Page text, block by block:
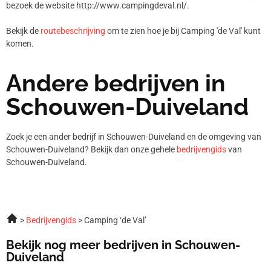
bezoek de website http://www.campingdeval.nl/.
Bekijk de routebeschrijving om te zien hoe je bij Camping 'de Val' kunt
komen.
Andere bedrijven in
Schouwen-Duiveland
Zoek je een ander bedrijf in Schouwen-Duiveland en de omgeving van
Schouwen-Duiveland? Bekijk dan onze gehele bedrijvengidsvan
Schouwen-Duiveland.
Bedrijvengids Camping ‘de Val’
Bekijk nog meer bedrijven in Schouwen-
Duiveland